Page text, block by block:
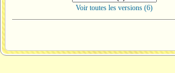
Voir toutes les versions (6)